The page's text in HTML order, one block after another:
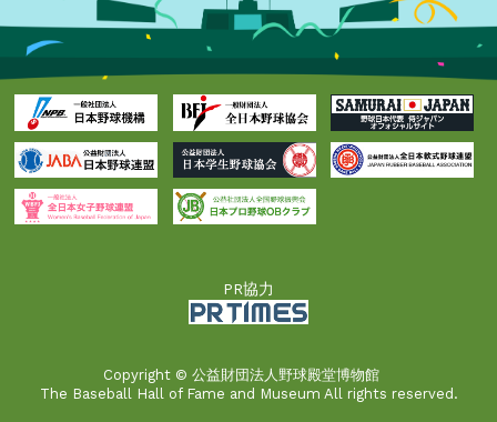
PR協力
Copyright © 公益財団法人野球殿堂博物館
The Baseball Hall of Fame and Museum All rights reserved.